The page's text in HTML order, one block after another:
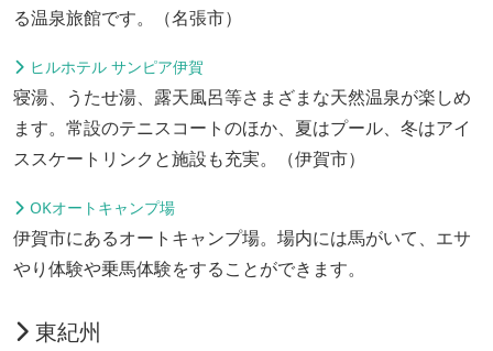
る温泉旅館です。（名張市）
ヒルホテル サンピア伊賀
寝湯、うたせ湯、露天風呂等さまざまな天然温泉が楽しめ
ます。常設のテニスコートのほか、夏はプール、冬はアイ
ススケートリンクと施設も充実。（伊賀市）
OKオートキャンプ場
伊賀市にあるオートキャンプ場。場内には馬がいて、エサ
やり体験や乗馬体験をすることができます。
東紀州